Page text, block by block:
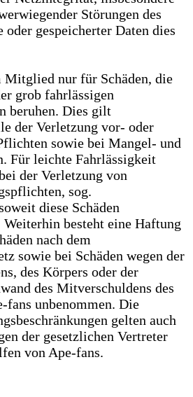
Störungen des
oder gespeicherter Daten dies
Mitglied nur für Schäden, die
grob fahrlässigen
beruhen. Dies gilt
der Verletzung vor- oder
sowie bei Mangel- und
Für leichte Fahrlässigkeit
der Verletzung von
sog.
diese Schäden
Weiterhin besteht eine Haftung
nach dem
sowie bei Schäden wegen der
des Körpers oder der
des Mitverschuldens des
unbenommen. Die
gelten auch
der gesetzlichen Vertreter
von Ape-fans.